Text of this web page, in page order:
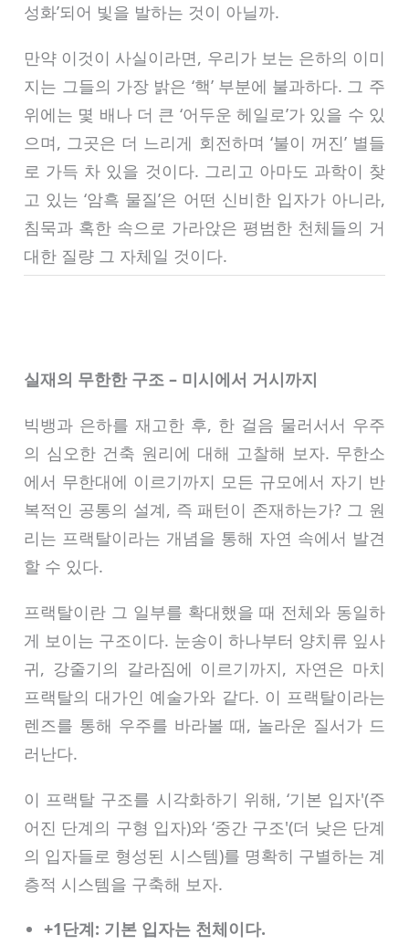
성화’되어 빛을 발하는 것이 아닐까.
만약 이것이 사실이라면, 우리가 보는 은하의 이미
지는 그들의 가장 밝은 ‘핵’ 부분에 불과하다. 그 주
위에는 몇 배나 더 큰 ‘어두운 헤일로’가 있을 수 있
으며, 그곳은 더 느리게 회전하며 ‘불이 꺼진’ 별들
로 가득 차 있을 것이다. 그리고 아마도 과학이 찾
고 있는 ‘암흑 물질’은 어떤 신비한 입자가 아니라,
침묵과 혹한 속으로 가라앉은 평범한 천체들의 거
대한 질량 그 자체일 것이다.
실재의 무한한 구조 – 미시에서 거시까지
빅뱅과 은하를 재고한 후, 한 걸음 물러서서 우주
의 심오한 건축 원리에 대해 고찰해 보자. 무한소
에서 무한대에 이르기까지 모든 규모에서 자기 반
복적인 공통의 설계, 즉 패턴이 존재하는가? 그 원
리는 프랙탈이라는 개념을 통해 자연 속에서 발견
할 수 있다.
프랙탈이란 그 일부를 확대했을 때 전체와 동일하
게 보이는 구조이다. 눈송이 하나부터 양치류 잎사
귀, 강줄기의 갈라짐에 이르기까지, 자연은 마치
프랙탈의 대가인 예술가와 같다. 이 프랙탈이라는
렌즈를 통해 우주를 바라볼 때, 놀라운 질서가 드
러난다.
이 프랙탈 구조를 시각화하기 위해, ‘기본 입자'(주
어진 단계의 구형 입자)와 ‘중간 구조'(더 낮은 단계
의 입자들로 형성된 시스템)를 명확히 구별하는 계
층적 시스템을 구축해 보자.
+1단계: 기본 입자는 천체이다.